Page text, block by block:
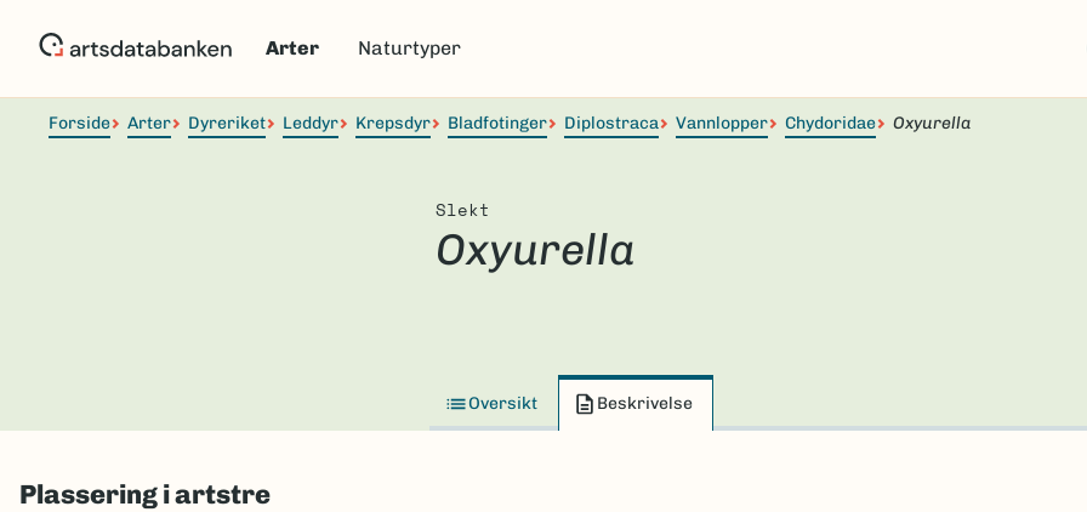
Arter Naturtyper
Forside Arter Dyreriket Leddyr Krepsdyr Bladfotinger Diplostraca Vannlopper Chydoridae Oxyurella
Slekt
Oxyurella
Oversikt Beskrivelse
Plassering i artstre